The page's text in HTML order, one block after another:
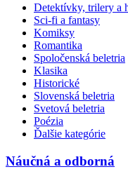
Detektívky, trilery a
Sci-fi a fantasy
Komiksy
Romantika
Spoločenská beletria
Klasika
Historické
Slovenská beletria
Svetová beletria
Poézia
Ďalšie kategórie
Náučná a odborná